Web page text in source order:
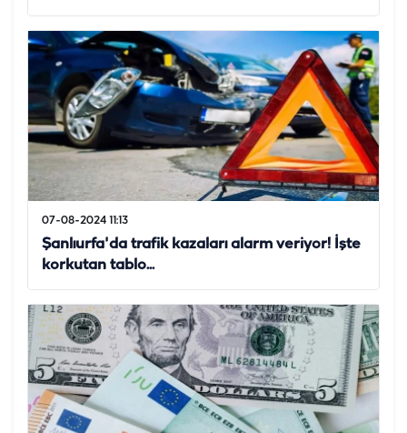
07-08-2024 11:13
Şanlıurfa'da trafik kazaları alarm veriyor! İşte
korkutan tablo...